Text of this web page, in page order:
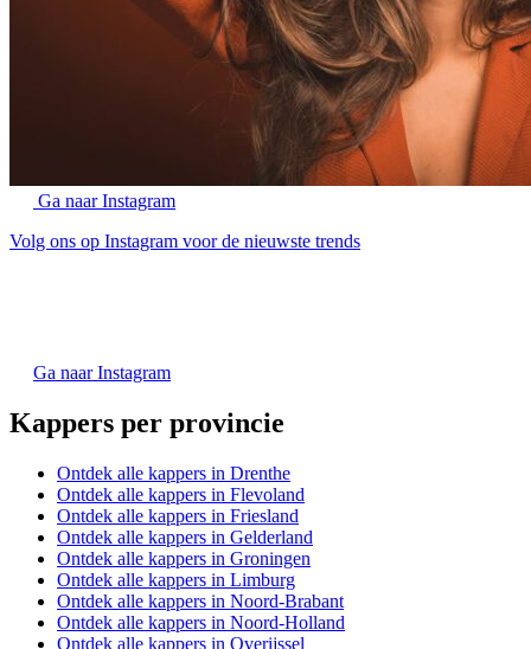
Ga naar Instagram
Volg ons op Instagram voor de nieuwste trends
Ga naar Instagram
Kappers per provincie
Ontdek alle kappers in Drenthe
Ontdek alle kappers in Flevoland
Ontdek alle kappers in Friesland
Ontdek alle kappers in Gelderland
Ontdek alle kappers in Groningen
Ontdek alle kappers in Limburg
Ontdek alle kappers in Noord-Brabant
Ontdek alle kappers in Noord-Holland
Ontdek alle kappers in Overijssel